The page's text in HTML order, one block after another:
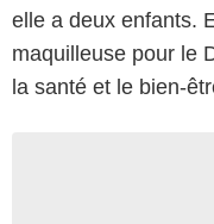
elle a deux enfants.
maquilleuse pour le
la santé et le bien-